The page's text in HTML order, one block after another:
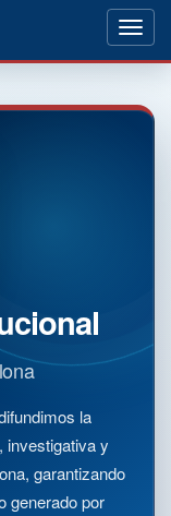
la
investigativa y
garantizando
generado por